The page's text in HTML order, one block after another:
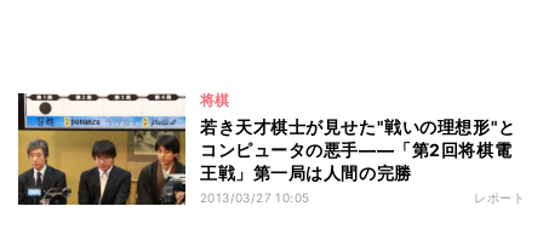
将棋
若き天才棋士が見せた"戦いの理想形"と
コンピュータの悪手――「第2回将棋電
王戦」第一局は人間の完勝
2013/03/27 10:05 レポート